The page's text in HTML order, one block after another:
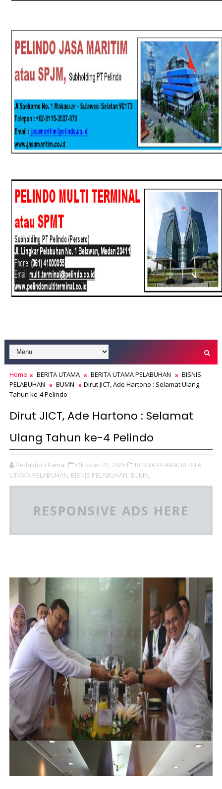
Home BERITA UTAMA BERITA UTAMA PELABUHAN
BISNIS
PELABUHAN
BUMN
Dirut JICT, Ade Hartono : Selamat Ulang
Tahun ke-4 Pelindo
Dirut JICT, Ade Hartono : Selamat
Ulang Tahun ke-4 Pelindo
Redaktur Utama Oktober 01, 2025 BERITA UTAMA, BERITA
UTAMA PELABUHAN, BISNIS PELABUHAN, BUMN,
RESPONSIVE ADS HERE